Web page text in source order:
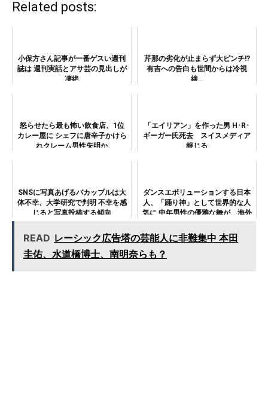
Related posts:
小保方さん記事が一番ゲスい週刊
誌は 週刊実話とアサ芸の見出しが
凄絶
芹那の劣化が止まらず大ピンチ!?
有吉への告白も世間からは冷視
線…
怒らせたら最も怖い飲食店、1位
カレー屋に シェフに唐辛子かけら
れクレーム男性失明か
「エイリアン」を作った男 H･R･
ギーガー氏死去 スイスメディア
報じる
SNSに写真あげるバカップルは大
体不幸、大学研究で判明 不幸を感
じると写真投稿する傾向
ダンスエボリューションする日本
人、「踊り神」として世界的な人
気に 中年男性の優雅な舞が、海外
READ レーシック広告塔の芸能人に非難集中 本田
圭佑、水道橋博士、南明奈らも？